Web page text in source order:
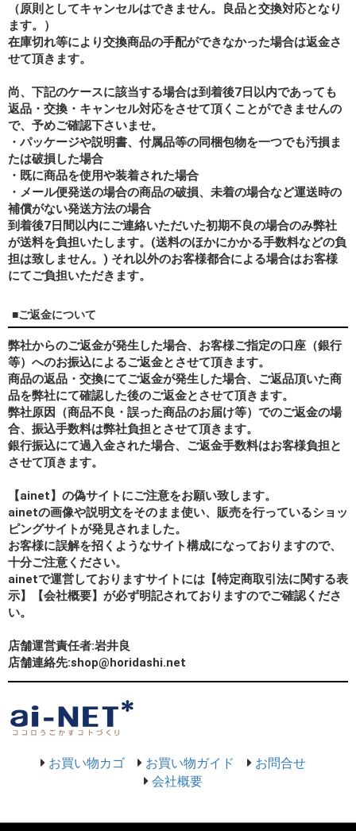
（原則としてキャンセルはできません。良品と交換対応となり
ます。）
在庫切れ等により交換商品の手配ができなかった場合は返金さ
せて頂きます。
尚、下記のケースに該当する場合は到着後7日以内であっても
返品・交換・キャンセル対応をさせて頂くことができませんの
で、予めご確認下さいませ。
・パッケージや説明書、付属品等の同梱包物を一つでも汚損ま
たは破損した場合
・既に商品を使用や装着された場合
・メール便発送の場合の商品の破損、未着の場合など運送時の
補償がない発送方法の場合
到着後7日間以内にご連絡いただいた初期不良の場合のみ弊社
が送料を負担いたします。(送料のほかにかかる手数料などの負
担は致しません。) それ以外のお客様都合による場合はお客様
にてご負担いただきます。
■ご返金について
弊社からのご返金が発生した場合、お客様ご指定の口座（銀行
等）へのお振込によるご返金とさせて頂きます。
商品の返品・交換にてご返金が発生した場合、ご返品頂いた商
品を弊社にて確認した後のご返金とさせて頂きます。
弊社原因（商品不良・誤った商品のお届け等）でのご返金の場
合、振込手数料は弊社負担とさせて頂きます。
銀行振込にて過入金された場合、ご返金手数料はお客様負担と
させて頂きます。
【ainet】の偽サイトにご注意をお願い致します。
ainetの画像や説明文をそのまま使い、販売を行っているショッ
ピングサイトが発見されました。
お客様に誤解を招くようなサイト構成になっておりますので、
十分ご注意ください。
ainetで運営しておりますサイトには【特定商取引法に関する表
示】【会社概要】が必ず明記されておりますのでご確認くださ
い。
店舗運営責任者:岩井良
店舗連絡先:shop@horidashi.net
お買い物カゴ お買い物ガイド
お問合せ
会社概要